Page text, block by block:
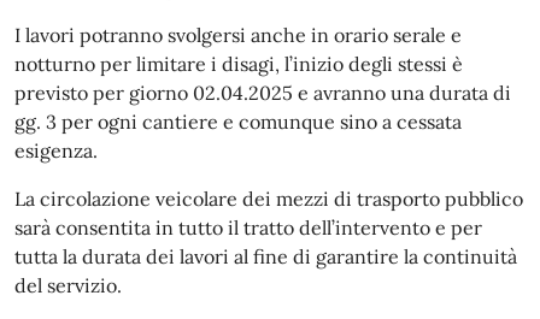
I lavori potranno svolgersi anche in orario serale e
notturno per limitare i disagi, l’inizio degli stessi è
previsto per giorno 02.04.2025 e avranno una durata di
gg. 3 per ogni cantiere e comunque sino a cessata
esigenza.
La circolazione veicolare dei mezzi di trasporto pubblico
sarà consentita in tutto il tratto dell’intervento e per
tutta la durata dei lavori al fine di garantire la continuità
del servizio.